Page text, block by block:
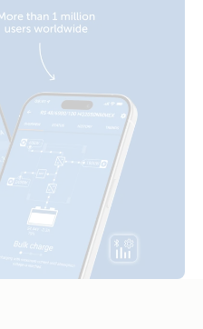
Smart IP67 Chargers (1+si)
14679 - MultiPlus-II, Orion,
13(1) 230V CEE 7/7